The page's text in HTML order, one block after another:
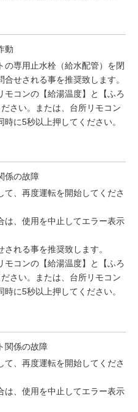
動
の専用止水栓（給水配管）を閉
せされる事を推奨致します。
モコンの【給湯温度】と【ふろ
さい。または、台所リモコン
に5秒以上押してください。
係の故障
て、再度運転を開始してくださ
は、使用を中止してエラー表示
れる事を推奨致します。
モコンの【給湯温度】と【ふろ
さい。または、台所リモコン
に5秒以上押してください。
関係の故障
て、再度運転を開始してくださ
は、使用を中止してエラー表示